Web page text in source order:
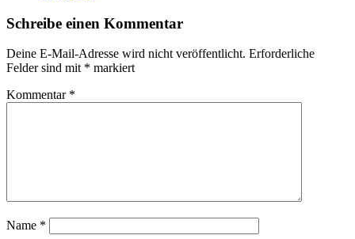
Schreibe einen Kommentar
Deine E-Mail-Adresse wird nicht veröffentlicht. Erforderliche
Felder sind mit * markiert
Kommentar *
Name *